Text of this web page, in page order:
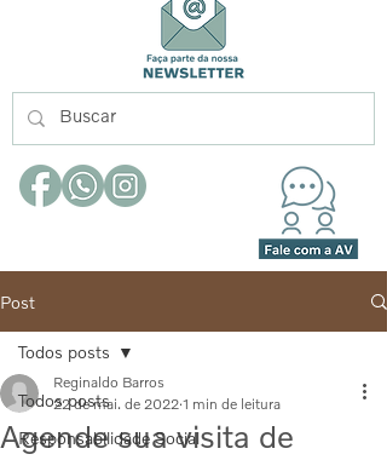
Post
Todos posts
Responsabilidade Social
Todos posts
Agende sua visita de
Reginaldo Barros
22 de mai. de 2022 1 min de leitura